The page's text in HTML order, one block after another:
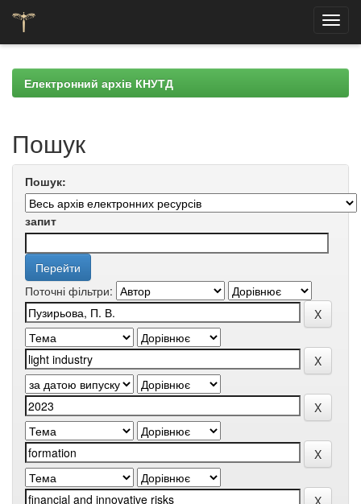
navigationЕлектронний архів КНУТД
Пошук
Пошук:
запит
Поточні фільтри: